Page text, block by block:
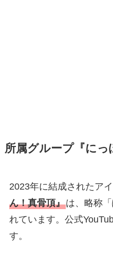
所属グループ『にっ
2023年に結成されたア
ん！真骨頂』は、略称
れています。公式
す。